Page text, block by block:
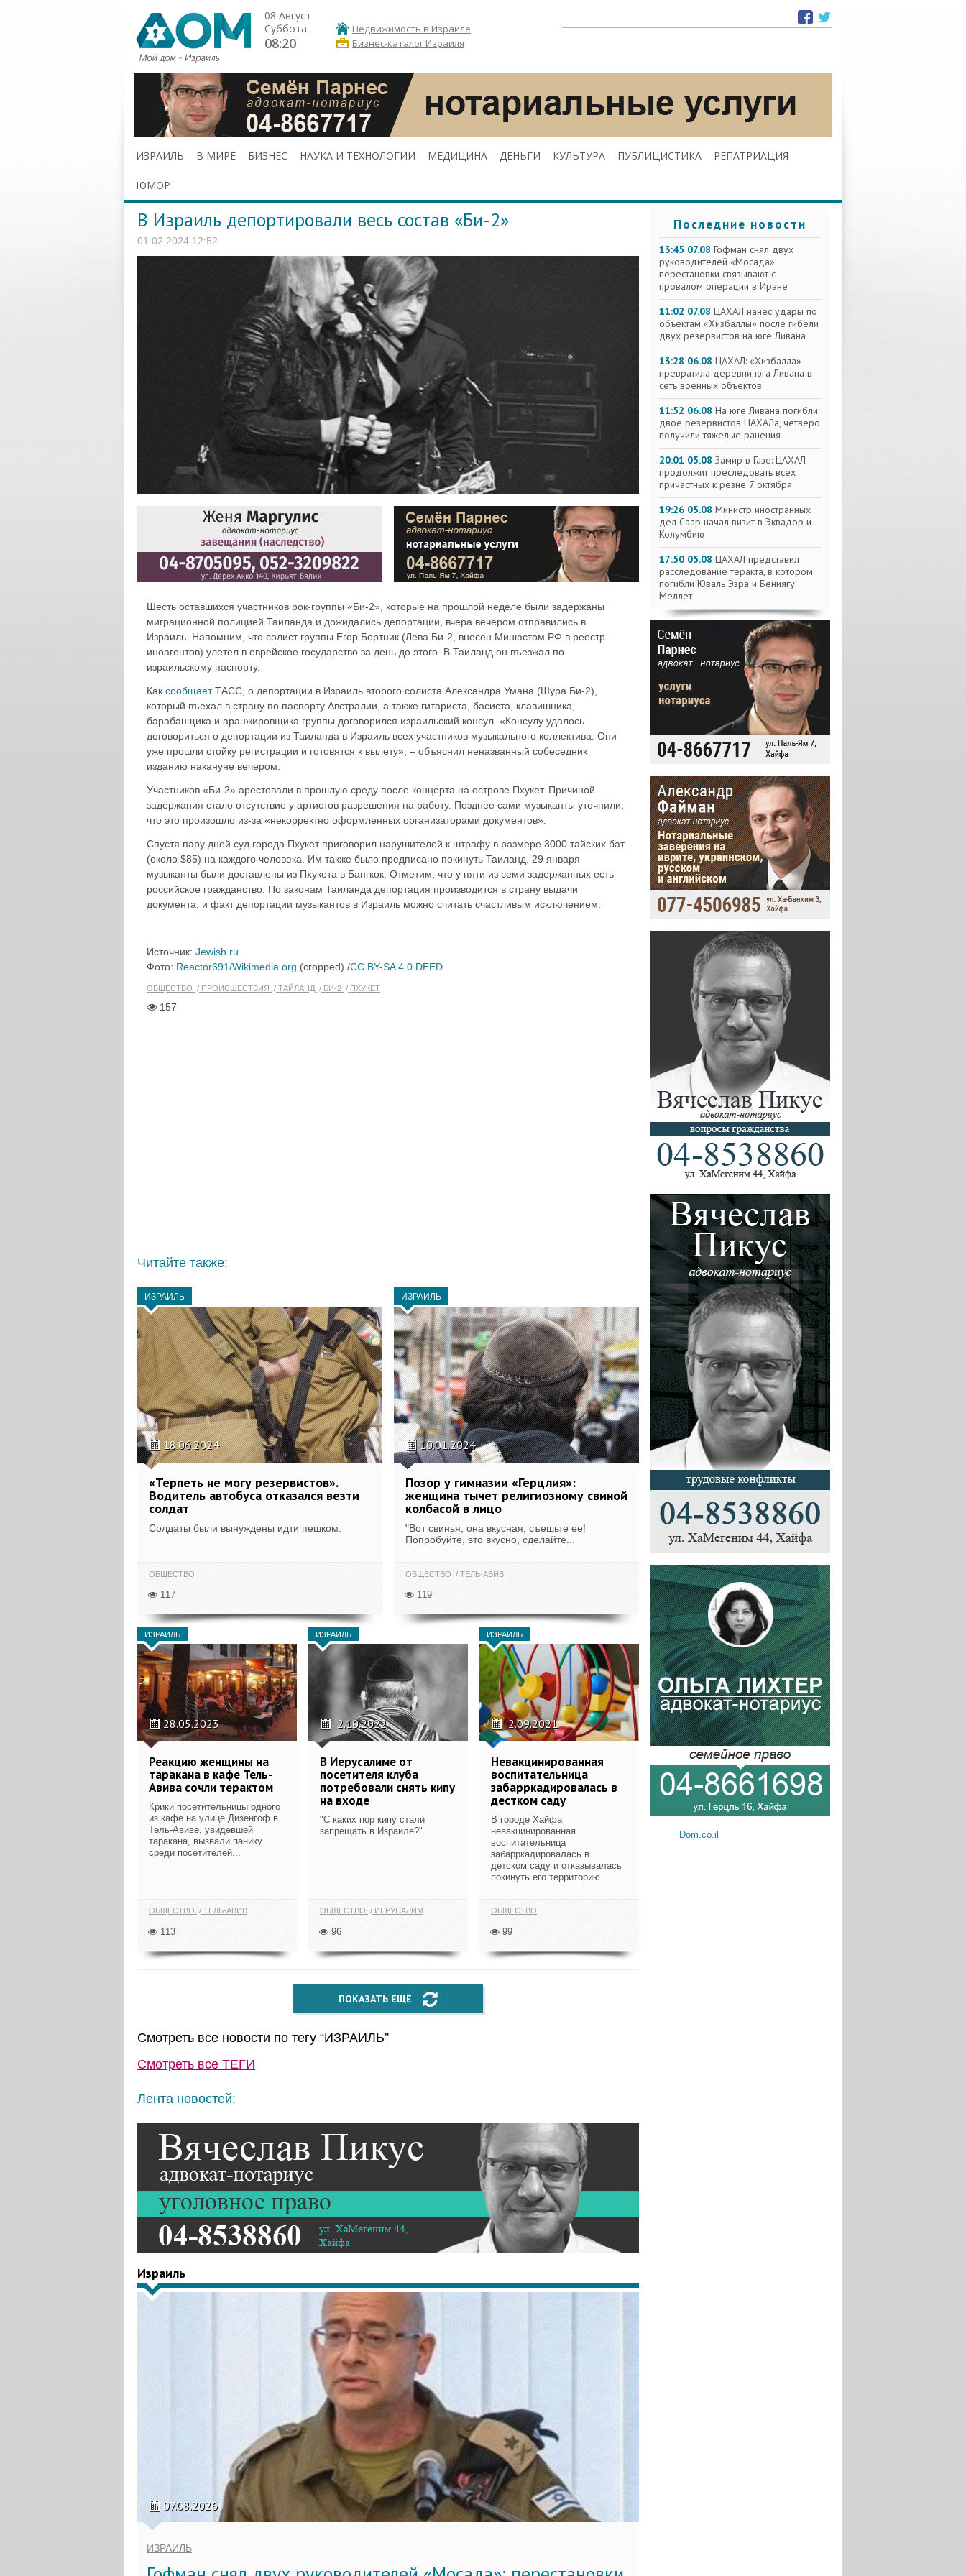
08 Август
Суббота
08:20
Недвижимость в Израиле
Бизнес-каталог Израиля
ИЗРАИЛЬ В МИРЕ БИЗНЕС НАУКА И ТЕХНОЛОГИИ МЕДИЦИНА ДЕНЬГИ КУЛЬТУРА ПУБЛИЦИСТИКА РЕПАТРИАЦИЯ
ЮМОР
В Израиль депортировали весь состав «Би-2»
01.02.2024 12:52
Шесть оставшихся участников рок-группы «Би-2», которые на прошлой неделе были задержаны
миграционной полицией Таиланда и дожидались депортации, вчера вечером отправились в
Израиль. Напомним, что солист группы Егор Бортник (Лева Би-2, внесен Минюстом РФ в реестр
иноагентов) улетел в еврейское государство за день до этого. В Таиланд он въезжал по
израильскому паспорту.
Как сообщаетТАСС, о депортации в Израиль второго солиста Александра Умана (Шура Би-2),
который въехал в страну по паспорту Австралии, а также гитариста, басиста, клавишника,
барабанщика и аранжировщика группы договорился израильский консул. «Консулу удалось
договориться о депортации из Таиланда в Израиль всех участников музыкального коллектива. Они
уже прошли стойку регистрации и готовятся к вылету», – объяснил неназванный собеседник
изданию накануне вечером.
Участников «Би-2» арестовали в прошлую среду после концерта на острове Пхукет. Причиной
задержания стало отсутствие у артистов разрешения на работу. Позднее сами музыканты уточнили,
что это произошло из-за «некорректно оформленных организаторами документов».
Спустя пару дней суд города Пхукет приговорил нарушителей к штрафу в размере 3000 тайских бат
(около $85) на каждого человека. Им также было предписано покинуть Таиланд. 29 января
музыканты были доставлены из Пхукета в Бангкок. Отметим, что у пяти из семи задержанных есть
российское гражданство. По законам Таиланда депортация производится в страну выдачи
документа, и факт депортации музыкантов в Израиль можно считать счастливым исключением.
Источник: Jewish.ru
Фото: Reactor691/Wikimedia.org (cropped) /CC BY-SA 4.0 DEED
ОБЩЕСТВО ПРОИСШЕСТВИЯ ТАЙЛАНД БИ-2 ПХУКЕТ
157
Читайте также:
ИЗРАИЛЬ
18.06.2024
«Терпеть не могу резервистов».
Водитель автобуса отказался везти
солдат
Солдаты были вынуждены идти пешком.
ОБЩЕСТВО
117
ИЗРАИЛЬ
10.01.2024
Позор у гимназии «Герцлия»:
женщина тычет религиозному свиной
колбасой в лицо
"Вот свинья, она вкусная, съешьте ее!
Попробуйте, это вкусно, сделайте...
ОБЩЕСТВО ТЕЛЬ-АВИВ
119
ИЗРАИЛЬ
28.05.2023
Реакцию женщины на
таракана в кафе Тель-
Авива сочли терактом
Крики посетительницы одного
из кафе на улице Дизенгоф в
Тель-Авиве, увидевшей
таракана, вызвали панику
среди посетителей...
ОБЩЕСТВО ТЕЛЬ-АВИВ
113
ИЗРАИЛЬ
2.10.2022
В Иерусалиме от
посетителя клуба
потребовали снять кипу
на входе
"С каких пор кипу стали
запрещать в Израиле?"
ОБЩЕСТВО ИЕРУСАЛИМ
96
ИЗРАИЛЬ
2.09.2021
Невакцинированная
воспитательница
забарркадировалась в
дестком саду
В городе Хайфа
невакцинированная
воспитательница
забарркадировалась в
детском саду и отказывалась
покинуть его территорию.
ОБЩЕСТВО
99
ПОКАЗАТЬ ЕЩЁ
Смотреть все новости по тегу “ИЗРАИЛЬ”
Смотреть все ТЕГИ
Лента новостей:
Израиль
07.08.2026
ИЗРАИЛЬ
Последние новости
13:45 07.08 Гофман снял двух
руководителей «Мосада»:
перестановки связывают с
провалом операции в Иране
11:02 07.08 ЦАХАЛ нанес удары по
объектам «Хизбаллы» после гибели
двух резервистов на юге Ливана
13:28 06.08 ЦАХАЛ: «Хизбалла»
превратила деревни юга Ливана в
сеть военных объектов
11:52 06.08 На юге Ливана погибли
двое резервистов ЦАХАЛа, четверо
получили тяжелые ранения
20:01 05.08 Замир в Газе: ЦАХАЛ
продолжит преследовать всех
причастных к резне 7 октября
19:26 05.08 Министр иностранных
дел Саар начал визит в Эквадор и
Колумбию
17:50 05.08 ЦАХАЛ представил
расследование теракта, в котором
погибли Юваль Эзра и Бениягу
Меллет
Dom.co.il